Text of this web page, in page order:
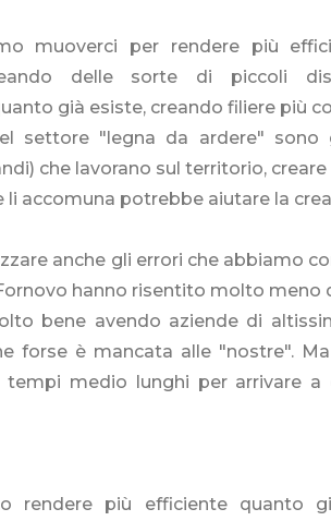
muoverci per rendere più
delle sorte di piccoli
già esiste, creando filiere più
settore "legna da ardere"
che lavorano sul territorio,
li accomuna potrebbe aiutare la
anche gli errori che abbiamo
hanno risentito molto meno
bene avendo aziende di
forse è mancata alle "nostre".
tempi medio lunghi per arrivare
rendere più efficiente quanto